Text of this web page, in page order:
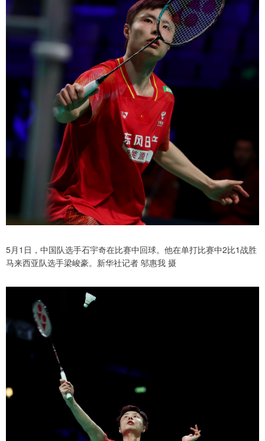
5月1日，中国队选手石宇奇在比赛中回球。他在单打比赛中2比1战胜
马来西亚队选手梁峻豪。新华社记者 邬惠我 摄